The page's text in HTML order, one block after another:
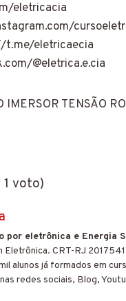
eletricacia
t.me/eletricaecia
@eletrica.e.cia
IMERSOR TENSÃO
voto)
por eletrônica e Energia
Eletrônica. CRT-RJ
alunos já formados em
nas redes sociais, Blog,